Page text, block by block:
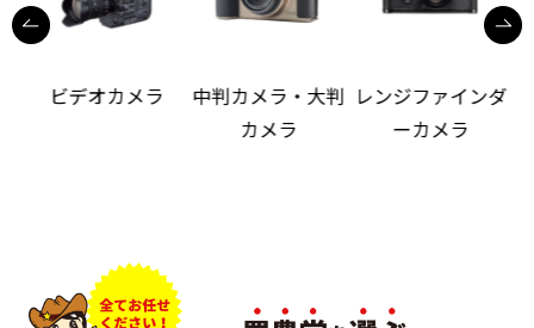
ビデオカメラ
中判カメラ・大判
カメラ
レンジファインダ
ーカメラ